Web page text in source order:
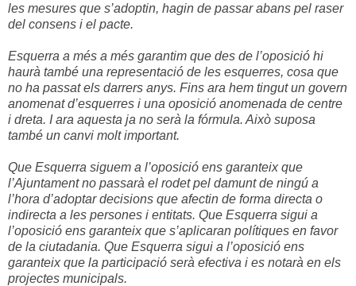
les mesures que s’adoptin, hagin de passar abans pel raser
del consens i el pacte.
Esquerra a més a més garantim que des de l’oposició hi
haurà també una representació de les esquerres, cosa que
no ha passat els darrers anys. Fins ara hem tingut un govern
anomenat d’esquerres i una oposició anomenada de centre
i dreta. I ara aquesta ja no serà la fórmula. Això suposa
també un canvi molt important.
Que Esquerra siguem a l’oposició ens garanteix que
l’Ajuntament no passarà el rodet pel damunt de ningú a
l’hora d’adoptar decisions que afectin de forma directa o
indirecta a les persones i entitats. Que Esquerra sigui a
l’oposició ens garanteix que s’aplicaran polítiques en favor
de la ciutadania. Que Esquerra sigui a l’oposició ens
garanteix que la participació serà efectiva i es notarà en els
projectes municipals.